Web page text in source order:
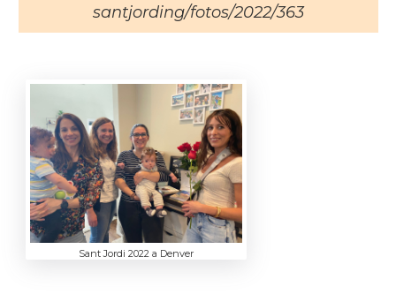
santjording/fotos/2022/363
Sant Jordi 2022 a Denver